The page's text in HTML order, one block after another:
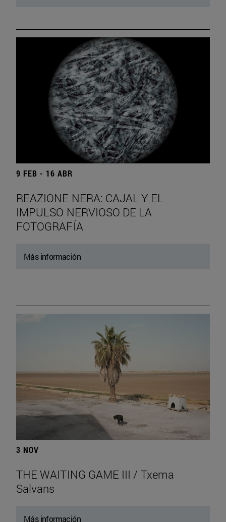
9 FEB - 16 ABR
REAZIONE NERA: CAJAL Y EL
IMPULSO NERVIOSO DE LA
FOTOGRAFÍA
Más información
3 NOV
THE WAITING GAME III / Txema
Salvans
Más información